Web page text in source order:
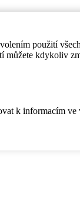
použití
můžete kdykoliv
k informacím ve